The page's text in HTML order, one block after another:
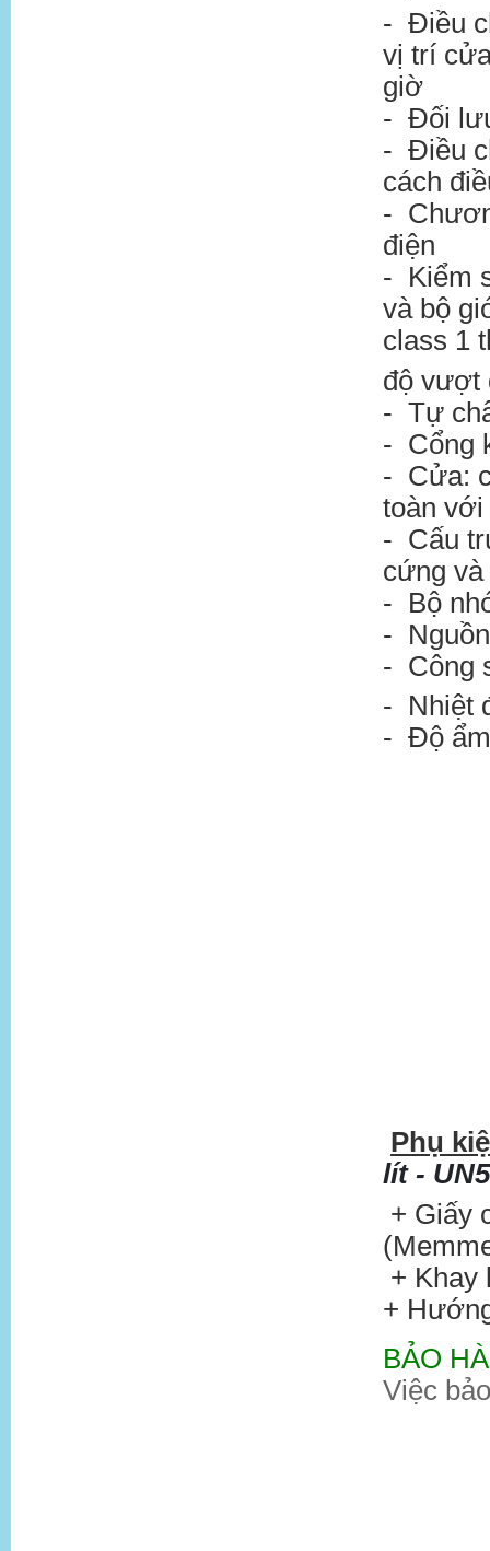
- Điều
vị trí
giờ
- Đối
- Điều
cách
-
điện
- Kiểm
và bộ
class 1
độ vượt
- Tự
- Cổng
- Cửa:
toàn với
- Cấu
cứng và
- Bộ
-
- Công
- Nhiệt
- Độ
Phụ
lít -
+ Giấy
+ Khay
+
BẢO
Việc